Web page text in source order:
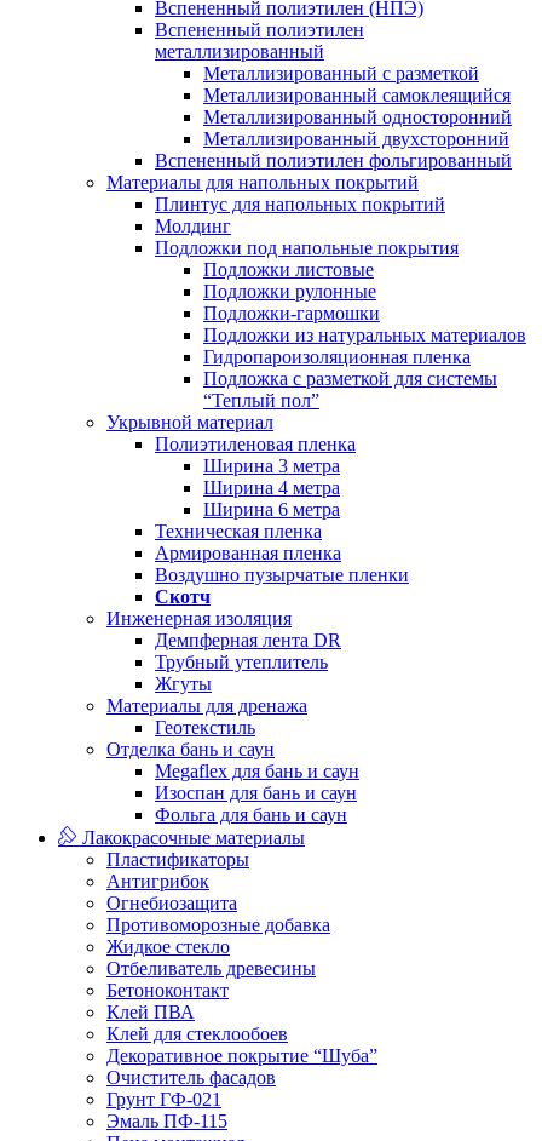
Вспененный полиэтилен (НПЭ)
Вспененный полиэтилен
металлизированный
Металлизированный с разметкой
Металлизированный самоклеящийся
Металлизированный односторонний
Металлизированный двухсторонний
Вспененный полиэтилен фольгированный
Материалы для напольных покрытий
Плинтус для напольных покрытий
Молдинг
Подложки под напольные покрытия
Подложки листовые
Подложки рулонные
Подложки-гармошки
Подложки из натуральных материалов
Гидропароизоляционная пленка
Подложка с разметкой для системы
“Теплый пол”
Укрывной материал
Полиэтиленовая пленка
Ширина 3 метра
Ширина 4 метра
Ширина 6 метра
Техническая пленка
Армированная пленка
Воздушно пузырчатые пленки
Скотч
Инженерная изоляция
Демпферная лента DR
Трубный утеплитель
Жгуты
Материалы для дренажа
Геотекстиль
Отделка бань и саун
Megaflex для бань и саун
Изоспан для бань и саун
Фольга для бань и саун
Лакокрасочные материалы
Пластификаторы
Антигрибок
Огнебиозащита
Противоморозные добавка
Жидкое стекло
Отбеливатель древесины
Бетоноконтакт
Клей ПВА
Клей для стеклообоев
Декоративное покрытие “Шуба”
Очиститель фасадов
Грунт ГФ-021
Эмаль ПФ-115